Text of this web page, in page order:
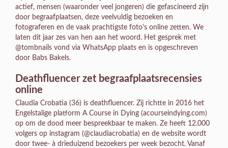
actief, mensen (waaronder veel jongeren) die gefascineerd zijn
door begraafplaatsen, deze veelvuldig bezoeken en
fotograferen en de vaak prachtigste foto’s online zetten. We
laten dit jaar zes van hen aan het woord. Het gesprek met
@tombnails vond via WhatsApp plaats en is opgeschreven
door Babs Bakels.
Deathfluencer zet begraafplaatsrecensies
online
Claudia Crobatia (36) is deathfluencer. Zij richtte in 2016 het
Engelstalige platform A Course in Dying (acourseindying.com)
op om de dood meer bespreekbaar te maken. Ze heeft 12.000
volgers op instagram (@claudiacrobatia) en de website wordt
door twee- à drieduizend bezoekers per week bezocht. Vanaf